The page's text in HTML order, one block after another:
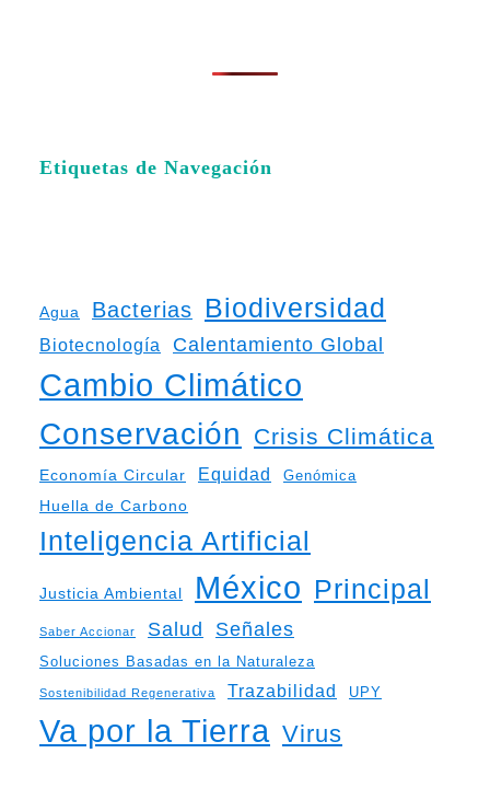
Etiquetas de Navegación
Agua Bacterias Biodiversidad
Biotecnología Calentamiento Global
Cambio Climático
Conservación Crisis Climática
Economía Circular Equidad Genómica
Huella de Carbono
Inteligencia Artificial
Justicia Ambiental México Principal
Saber Accionar Salud Señales
Soluciones Basadas en la Naturaleza
Sostenibilidad Regenerativa Trazabilidad UPY
Va por la Tierra Virus